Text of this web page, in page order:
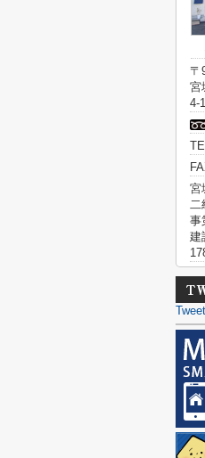
〒
宮
4-
宮
二
事
建